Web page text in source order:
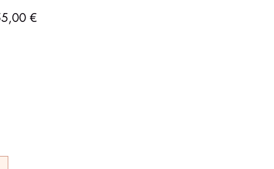
€Precio